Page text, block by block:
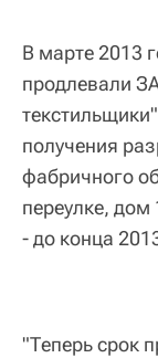
В марте 2013
продлевали
получения
фабричного
переулке, дом
- до конца
"Теперь срок